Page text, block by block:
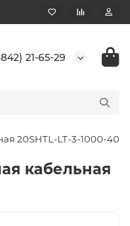
21-65-29
20SHTL-LT-3-1000-40
кабельная